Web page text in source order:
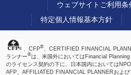
ウェブサイトご利用条
特定個人情報基本方針
、CFP®、CERTIFIED FINANCIAL
ランナー®は、米国外においてはFinancial
のライセンス契約の下に、日本国内においては
AFP、AFFILIATED FINANCIAL PLANNERおよ